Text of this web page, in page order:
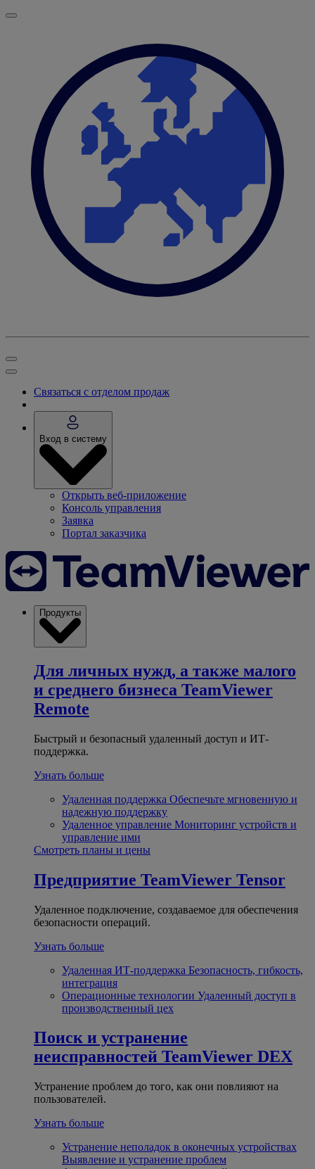
Связаться с отделом продаж
Вход в систему
Открыть веб-приложение
Консоль управления
Заявка
Портал заказчика
Продукты
Для личных нужд, а также малого
и среднего бизнеса TeamViewer
Remote
Быстрый и безопасный удаленный доступ и ИТ-
поддержка.
Узнать больше
Удаленная поддержка Обеспечьте мгновенную и
надежную поддержку
Удаленное управление Мониторинг устройств и
управление ими
Смотреть планы и цены
Предприятие TeamViewer Tensor
Удаленное подключение, создаваемое для обеспечения
безопасности операций.
Узнать больше
Удаленная ИТ-поддержка Безопасность, гибкость,
интеграция
Операционные технологии Удаленный доступ в
производственный цех
Поиск и устранение
неисправностей TeamViewer DEX
Устранение проблем до того, как они повлияют на
пользователей.
Узнать больше
Устранение неполадок в оконечных устройствах
Выявление и устранение проблем